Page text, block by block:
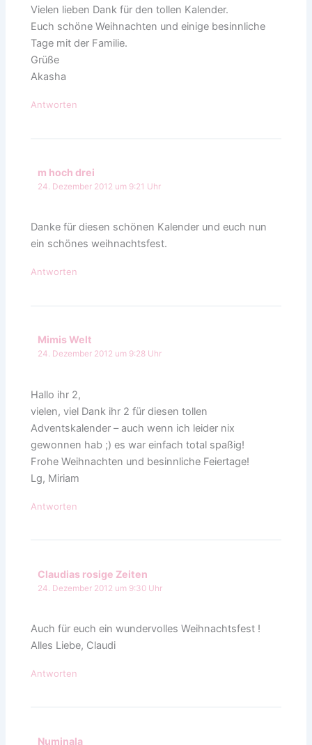
Vielen lieben Dank für den tollen Kalender.
Euch schöne Weihnachten und einige besinnliche
Tage mit der Familie.
Grüße
Akasha
Antworten
m hoch drei
24. Dezember 2012 um 9:21 Uhr
Danke für diesen schönen Kalender und euch nun
ein schönes weihnachtsfest.
Antworten
Mimis Welt
24. Dezember 2012 um 9:28 Uhr
Hallo ihr 2,
vielen, viel Dank ihr 2 für diesen tollen
Adventskalender – auch wenn ich leider nix
gewonnen hab ;) es war einfach total spaßig!
Frohe Weihnachten und besinnliche Feiertage!
Lg, Miriam
Antworten
Claudias rosige Zeiten
24. Dezember 2012 um 9:30 Uhr
Auch für euch ein wundervolles Weihnachtsfest !
Alles Liebe, Claudi
Antworten
Numinala